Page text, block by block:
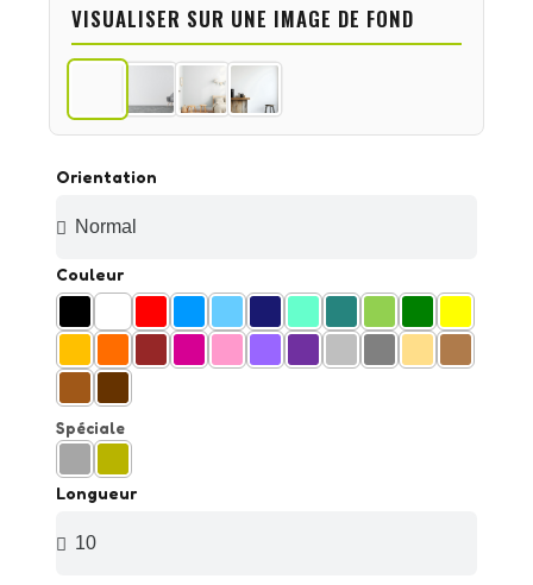
Orientation
Couleur
Spéciale
Longueur
VISUALISER SUR UNE IMAGE DE FOND